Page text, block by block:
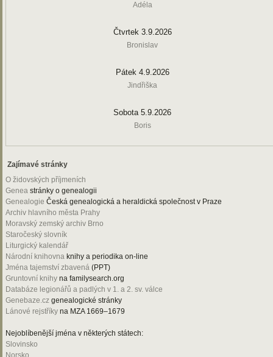
Adéla
Čtvrtek 3.9.2026
Bronislav
Pátek 4.9.2026
Jindřiška
Sobota 5.9.2026
Boris
Zajímavé stránky
O židovských příjmeních
Genea stránky o genealogii
Genealogie Česká genealogická a heraldická společnost v Praze
Archiv hlavního města Prahy
Moravský zemský archiv Brno
Staročeský slovník
Liturgický kalendář
Národní knihovna knihy a periodika on-line
Jména tajemství zbavená (PPT)
Gruntovní knihy na familysearch.org
Databáze legionářů a padlých v 1. a 2. sv. válce
Genebaze.cz genealogické stránky
Lánové rejstříky na MZA 1669–1679
Nejoblíbenější jména v některých státech:
Slovinsko
Norsko